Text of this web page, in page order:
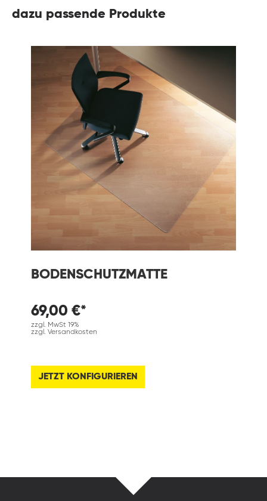
dazu passende Produkte
BODENSCHUTZMATTE
69,00 €*
zzgl. MwSt 19%
zzgl. Versandkosten
JETZT KONFIGURIEREN